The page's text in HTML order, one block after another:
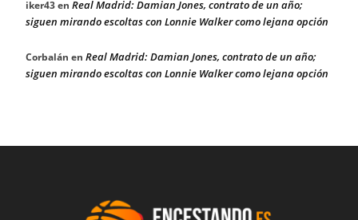
iker43en Real Madrid: Damian Jones, contrato de un año;
siguen mirando escoltas con Lonnie Walker como lejana opción
Corbalán en Real Madrid: Damian Jones, contrato de un año;
siguen mirando escoltas con Lonnie Walker como lejana opción